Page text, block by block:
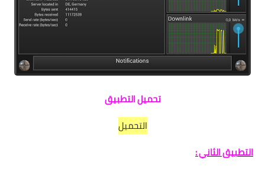
تحميل التطبيق
التحميل
التطبيق الثاني :